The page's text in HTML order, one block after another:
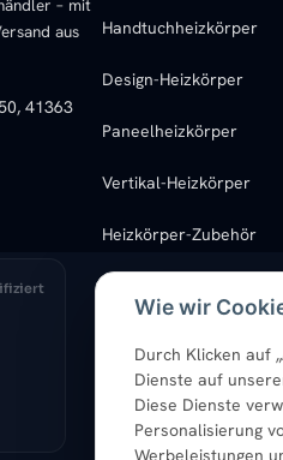
Wie wir
Durch Klicken auf
Dienste auf
Diese Dienste
Personalisierung
Werbeleistungen
– mit
aus
41363
Handtuchheizkörper
Design-Heizkörper
Paneelheizkörper
Vertikal-Heizkörper
Heizkörper-Zubehör